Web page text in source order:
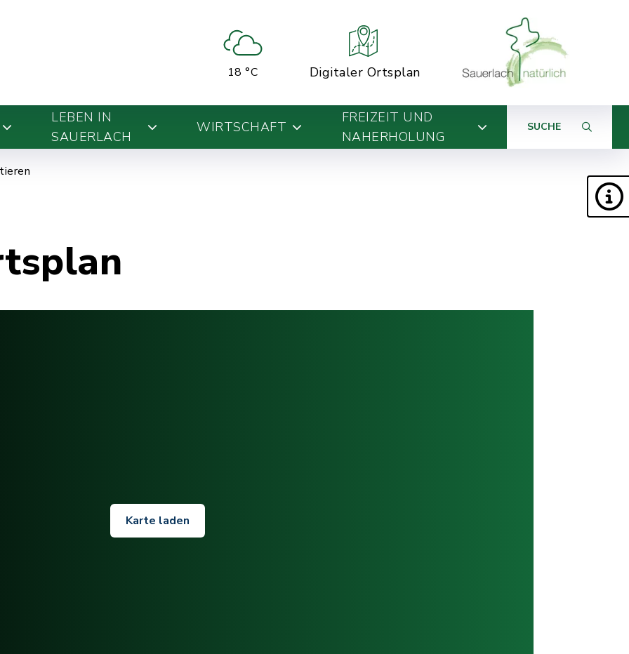
18 °C Digitaler Ortsplan
LEBEN IN
SAUERLACH
WIRTSCHAFT
FREIZEIT UND
NAHERHOLUNG
SUCHE
Karte laden